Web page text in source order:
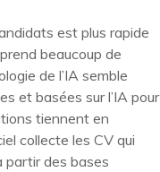
est plus rapide
beaucoup de
de l’IA semble
et basées sur l’IA pour
tiennent en
collecte les CV qui
partir des bases